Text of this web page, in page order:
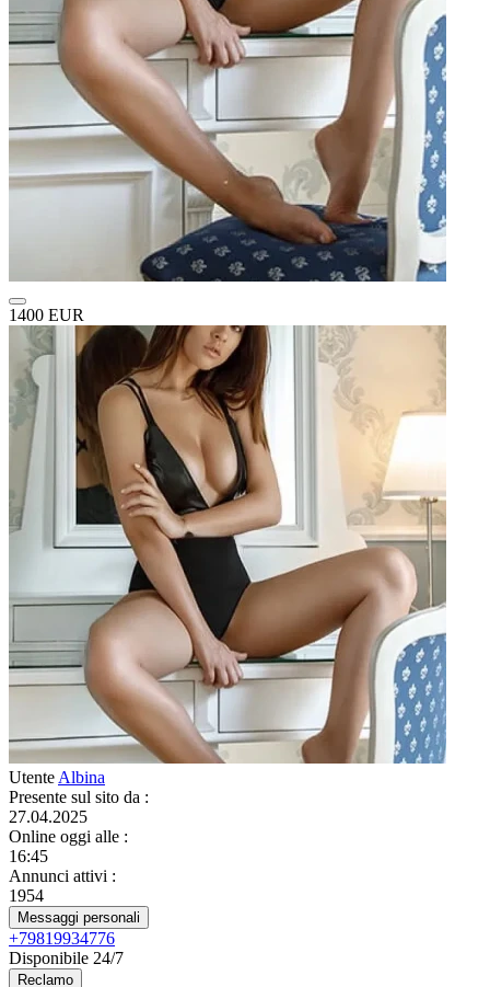
1400 EUR
Utente Albina
Presente sul sito da :
27.04.2025
Online oggi alle :
16:45
Annunci attivi :
1954
Messaggi personali
+79819934776
Disponibile 24/7
Reclamo